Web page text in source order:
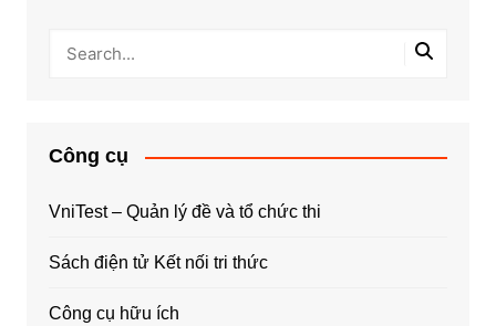
Công cụ
VniTest – Quản lý đề và tổ chức thi
Sách điện tử Kết nối tri thức
Công cụ hữu ích